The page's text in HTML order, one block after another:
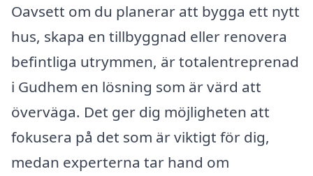
Oavsett om du planerar att bygga ett nytt
hus, skapa en tillbyggnad eller renovera
befintliga utrymmen, är totalentreprenad
i Gudhem en lösning som är värd att
överväga. Det ger dig möjligheten att
fokusera på det som är viktigt för dig,
medan experterna tar hand om